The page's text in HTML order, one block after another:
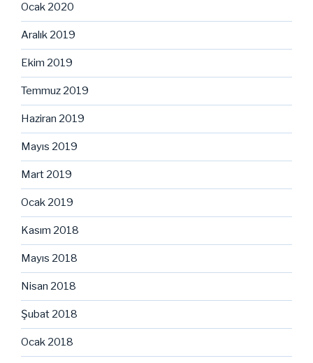
Ocak 2020
Aralık 2019
Ekim 2019
Temmuz 2019
Haziran 2019
Mayıs 2019
Mart 2019
Ocak 2019
Kasım 2018
Mayıs 2018
Nisan 2018
Şubat 2018
Ocak 2018